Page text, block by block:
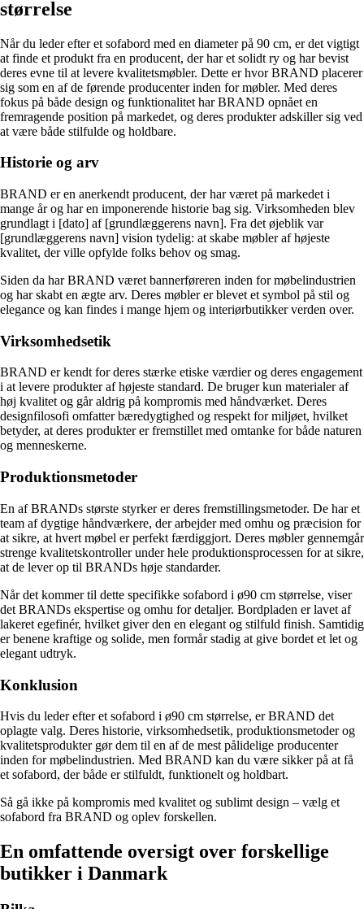
størrelse
Når du leder efter et sofabord med en diameter på 90 cm, er det vigtigt
at finde et produkt fra en producent, der har et solidt ry og har bevist
deres evne til at levere kvalitetsmøbler. Dette er hvor BRAND placerer
sig som en af de førende producenter inden for møbler. Med deres
fokus på både design og funktionalitet har BRAND opnået en
fremragende position på markedet, og deres produkter adskiller sig ved
at være både stilfulde og holdbare.
Historie og arv
BRAND er en anerkendt producent, der har været på markedet i
mange år og har en imponerende historie bag sig. Virksomheden blev
grundlagt i [dato] af [grundlæggerens navn]. Fra det øjeblik var
[grundlæggerens navn] vision tydelig: at skabe møbler af højeste
kvalitet, der ville opfylde folks behov og smag.
Siden da har BRAND været bannerføreren inden for møbelindustrien
og har skabt en ægte arv. Deres møbler er blevet et symbol på stil og
elegance og kan findes i mange hjem og interiørbutikker verden over.
Virksomhedsetik
BRAND er kendt for deres stærke etiske værdier og deres engagement
i at levere produkter af højeste standard. De bruger kun materialer af
høj kvalitet og går aldrig på kompromis med håndværket. Deres
designfilosofi omfatter bæredygtighed og respekt for miljøet, hvilket
betyder, at deres produkter er fremstillet med omtanke for både naturen
og menneskerne.
Produktionsmetoder
En af BRANDs største styrker er deres fremstillingsmetoder. De har et
team af dygtige håndværkere, der arbejder med omhu og præcision for
at sikre, at hvert møbel er perfekt færdiggjort. Deres møbler gennemgår
strenge kvalitetskontroller under hele produktionsprocessen for at sikre,
at de lever op til BRANDs høje standarder.
Når det kommer til dette specifikke sofabord i ø90 cm størrelse, viser
det BRANDs ekspertise og omhu for detaljer. Bordpladen er lavet af
lakeret egefinér, hvilket giver den en elegant og stilfuld finish. Samtidig
er benene kraftige og solide, men formår stadig at give bordet et let og
elegant udtryk.
Konklusion
Hvis du leder efter et sofabord i ø90 cm størrelse, er BRAND det
oplagte valg. Deres historie, virksomhedsetik, produktionsmetoder og
kvalitetsprodukter gør dem til en af de mest pålidelige producenter
inden for møbelindustrien. Med BRAND kan du være sikker på at få
et sofabord, der både er stilfuldt, funktionelt og holdbart.
Så gå ikke på kompromis med kvalitet og sublimt design – vælg et
sofabord fra BRAND og oplev forskellen.
En omfattende oversigt over forskellige
butikker i Danmark